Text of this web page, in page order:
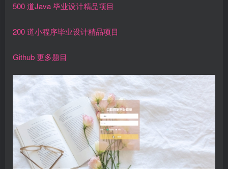
500 道Java 毕业设计精品项目
200 道小程序毕业设计精品项目
Github 更多题目